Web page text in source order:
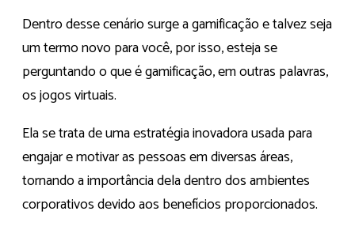
Dentro desse cenário surge a gamificação e talvez seja
um termo novo para você, por isso, esteja se
perguntando o que é gamificação, em outras palavras,
os jogos virtuais.
Ela se trata de uma estratégia inovadora usada para
engajar e motivar as pessoas em diversas áreas,
tornando a importância dela dentro dos ambientes
corporativos devido aos benefícios proporcionados.